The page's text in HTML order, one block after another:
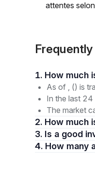
attentes
As of , () is
In the last 24
The market
2. How much
3. Is a